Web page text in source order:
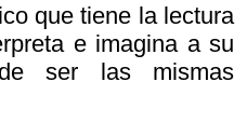
que tiene la lectura
e imagina a su
ser las mismas